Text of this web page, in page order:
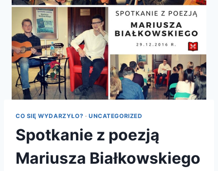
CO SIĘ WYDARZYŁO? · UNCATEGORIZED
Spotkanie z poezją
Mariusza Białkowskiego